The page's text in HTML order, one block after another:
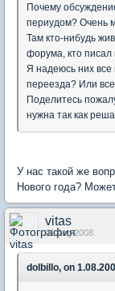
Почему
периудом? Очень
Там кто-нибудь
форума, кто писал
Я надеюсь них
переезда? Или
Поделитесь
нужна так как
У нас такой же
Нового года?
vitas
01 Aug 2008
dolbillo, on